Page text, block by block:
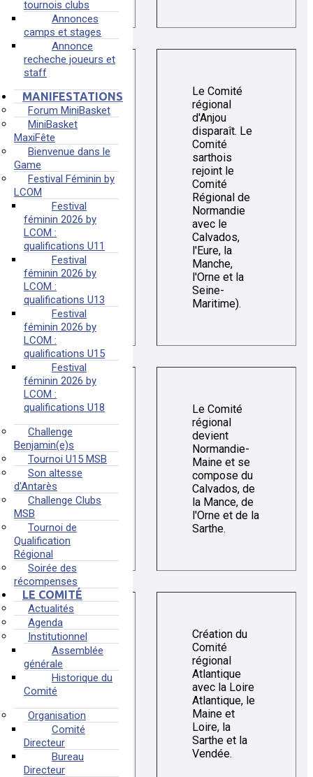
tournois clubs
Annonces
camps et stages
Annonce
recheche joueurs et
staff
MANIFESTATIONS
Forum MiniBasket
MiniBasket
MaxiFête
Bienvenue dans le
Game
Festival Féminin by
LCOM
Festival
féminin 2026 by
LCOM :
qualifications U11
Festival
féminin 2026 by
LCOM :
qualifications U13
Festival
féminin 2026 by
LCOM :
qualifications U15
Festival
féminin 2026 by
LCOM :
qualifications U18
Challenge
Benjamin(e)s
Tournoi U15 MSB
Son altesse
d'Antarès
Challenge Clubs
MSB
Tournoi de
Qualification
Régional
Soirée des
récompenses
LE COMITÉ
Actualités
Agenda
Institutionnel
Assemblée
générale
Historique du
Comité
Organisation
Comité
Directeur
Bureau
Directeur
1962
Le Comité
régional
d'Anjou
disparaît. Le
Comité
sarthois
rejoint le
Comité
Régional de
Normandie
avec le
Calvados,
l'Eure, la
Manche,
l'Orne et la
Seine-
Maritime).
1965
Le Comité
régional
devient
Normandie-
Maine et se
compose du
Calvados, de
la Mance, de
l'Orne et de la
Sarthe.
Création du
Comité
régional
Atlantique
avec la Loire
Atlantique, le
Maine et
Loire, la
Sarthe et la
Vendée.